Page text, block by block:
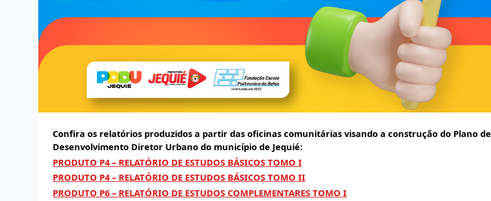
Confira os relatórios produzidos a partir das oficinas comunitárias visando a construção do Plano de
Desenvolvimento Diretor Urbano do município de Jequié:
PRODUTO P4 – RELATÓRIO DE ESTUDOS BÁSICOS TOMO I
PRODUTO P4 – RELATÓRIO DE ESTUDOS BÁSICOS TOMO II
PRODUTO P6 – RELATÓRIO DE ESTUDOS COMPLEMENTARES TOMO I